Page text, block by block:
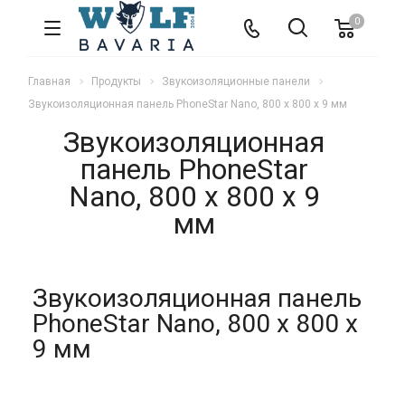
0
Главная Продукты
Звукоизоляционные панели
Звукоизоляционная панель PhoneStar Nano, 800 х 800 х 9 мм
Звукоизоляционная
панель PhoneStar
Nano, 800 х 800 х 9
мм
Звукоизоляционная панель
PhoneStar Nano, 800 х 800 х
9 мм